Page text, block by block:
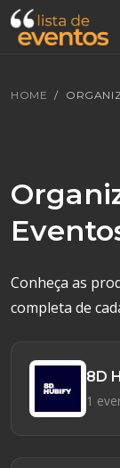
HOME
Conheça as
completa de
8D
1